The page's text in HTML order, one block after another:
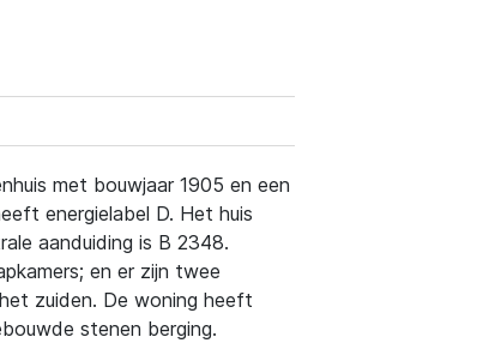
met bouwjaar 1905 en een
energielabel D. Het huis
aanduiding is B 2348.
en er zijn twee
zuiden. De woning heeft
stenen berging.